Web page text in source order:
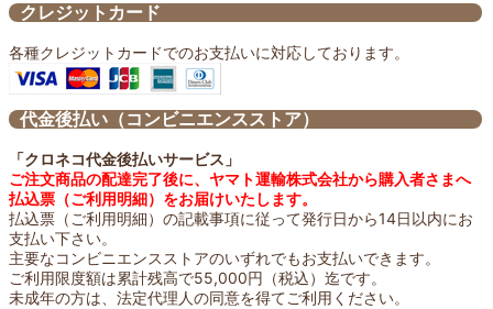
クレジットカード
各種クレジットカードでのお支払いに対応しております。
代金後払い（コンビニエンスストア）
「クロネコ代金後払いサービス」
ご注文商品の配達完了後に、ヤマト運輸株式会社から購入者さまへ
払込票（ご利用明細）をお届けいたします。
払込票（ご利用明細）の記載事項に従って発行日から14日以内にお
支払い下さい。
主要なコンビニエンスストアのいずれでもお支払いできます。
ご利用限度額は累計残高で55,000円（税込）迄です。
未成年の方は、法定代理人の同意を得てご利用ください。